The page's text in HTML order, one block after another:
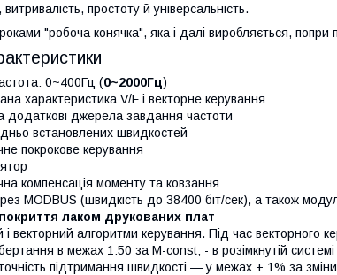
витривалість, простоту й універсальність.
"робоча конячка", яка і далі виробляється, попри
0~400Гц (0~2000Гц)
характеристика V/F і векторне керування
додаткові джерела завдання частоти
встановлених швидкостей
покрокове керування
компенсація моменту та ковзання
MODBUS (швидкість до 38400 біт/сек), а також
лаком друкованих плат
і векторний алгоритми керування. Під час векторного
в межах 1:50 за M-const; - в розімкнутій
підтримання швидкості — у межах + 1% за